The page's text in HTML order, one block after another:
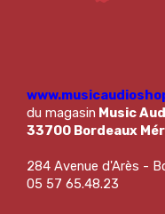
du magasin Music
33700 Bordeaux
284 Avenue d'Arès -
05 57 65.48.23